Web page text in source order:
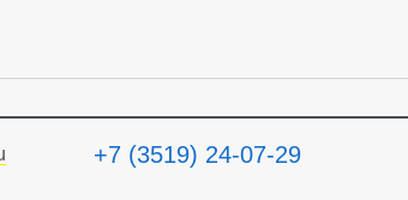
+7 (3519) 24-07-29